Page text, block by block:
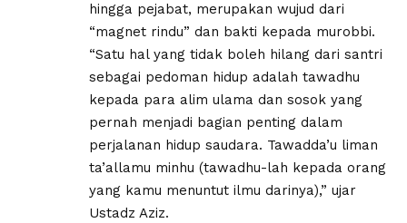
hingga pejabat, merupakan wujud dari
“magnet rindu” dan bakti kepada murobbi.
“Satu hal yang tidak boleh hilang dari santri
sebagai pedoman hidup adalah tawadhu
kepada para alim ulama dan sosok yang
pernah menjadi bagian penting dalam
perjalanan hidup saudara. Tawadda’u liman
ta’allamu minhu (tawadhu-lah kepada orang
yang kamu menuntut ilmu darinya),” ujar
Ustadz Aziz.